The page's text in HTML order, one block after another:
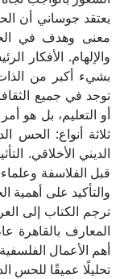
يعتقد جوساني أن
معنى وهدف في
والإلهام. الأفكار
بشيء أكبر من
توجد في جميع
أو التعليم، بل هو
ثلاثة أنواع: الحس
الديني الأخلاقي.
قبل الفلاسفة
والتأكيد على أهمية
ترجم الكتاب إلى
أهم الأعمال
تحليلًا عميقًا للحس